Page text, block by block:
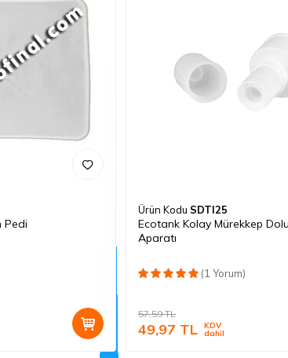
Pedi
Ürün Kodu SDTI25
Ecotank Kolay Mürekkep
Aparatı
(1 Yorum)
57,59TL
49,97 TL KDV
dahil